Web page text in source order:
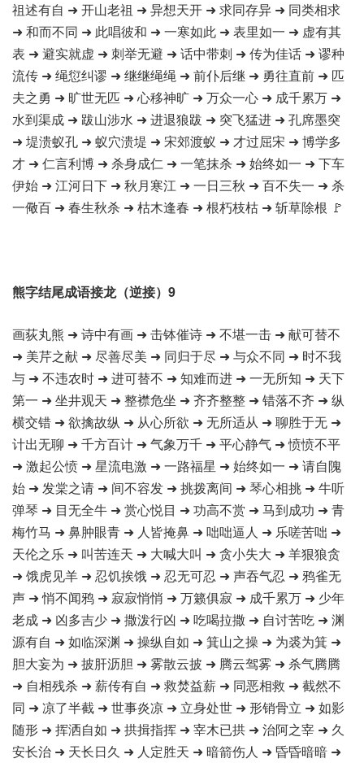
祖述有自 ➜ 开山老祖 ➜ 异想天开 ➜ 求同存异 ➜ 同类相求
➜ 和而不同 ➜ 此唱彼和 ➜ 一寒如此 ➜ 表里如一 ➜ 虚有其
表 ➜ 避实就虚 ➜ 刺举无避 ➜ 话中带刺 ➜ 传为佳话 ➜ 谬种
流传 ➜ 绳愆纠谬 ➜ 继继绳绳 ➜ 前仆后继 ➜ 勇往直前 ➜ 匹
夫之勇 ➜ 旷世无匹 ➜ 心移神旷 ➜ 万众一心 ➜ 成千累万 ➜
水到渠成 ➜ 跋山涉水 ➜ 进退狼跋 ➜ 突飞猛进 ➜ 孔席墨突
➜ 堤溃蚁孔 ➜ 蚁穴溃堤 ➜ 宋郊渡蚁 ➜ 才过屈宋 ➜ 博学多
才 ➜ 仁言利博 ➜ 杀身成仁 ➜ 一笔抹杀 ➜ 始终如一 ➜ 下车
伊始 ➜ 江河日下 ➜ 秋月寒江 ➜ 一日三秋 ➜ 百不失一 ➜ 杀
一儆百 ➜ 春生秋杀 ➜ 枯木逢春 ➜ 根朽枝枯 ➜ 斩草除根 🚩
熊字结尾成语接龙（逆接）9
画荻丸熊 ➜ 诗中有画 ➜ 击钵催诗 ➜ 不堪一击 ➜ 献可替不
➜ 美芹之献 ➜ 尽善尽美 ➜ 同归于尽 ➜ 与众不同 ➜ 时不我
与 ➜ 不违农时 ➜ 进可替不 ➜ 知难而进 ➜ 一无所知 ➜ 天下
第一 ➜ 坐井观天 ➜ 整襟危坐 ➜ 齐齐整整 ➜ 错落不齐 ➜ 纵
横交错 ➜ 欲擒故纵 ➜ 从心所欲 ➜ 无所适从 ➜ 聊胜于无 ➜
计出无聊 ➜ 千方百计 ➜ 气象万千 ➜ 平心静气 ➜ 愤愤不平
➜ 激起公愤 ➜ 星流电激 ➜ 一路福星 ➜ 始终如一 ➜ 请自隗
始 ➜ 发棠之请 ➜ 间不容发 ➜ 挑拨离间 ➜ 琴心相挑 ➜ 牛听
弹琴 ➜ 目无全牛 ➜ 赏心悦目 ➜ 功高不赏 ➜ 马到成功 ➜ 青
梅竹马 ➜ 鼻肿眼青 ➜ 人皆掩鼻 ➜ 咄咄逼人 ➜ 乐嗟苦咄 ➜
天伦之乐 ➜ 叫苦连天 ➜ 大喊大叫 ➜ 贪小失大 ➜ 羊狠狼贪
➜ 饿虎见羊 ➜ 忍饥挨饿 ➜ 忍无可忍 ➜ 声吞气忍 ➜ 鸦雀无
声 ➜ 悄不闻鸦 ➜ 寂寂悄悄 ➜ 万籁俱寂 ➜ 成千累万 ➜ 少年
老成 ➜ 凶多吉少 ➜ 撒泼行凶 ➜ 吃喝拉撒 ➜ 自讨苦吃 ➜ 渊
源有自 ➜ 如临深渊 ➜ 操纵自如 ➜ 箕山之操 ➜ 为裘为箕 ➜
胆大妄为 ➜ 披肝沥胆 ➜ 雾散云披 ➜ 腾云驾雾 ➜ 杀气腾腾
➜ 自相残杀 ➜ 薪传有自 ➜ 救焚益薪 ➜ 同恶相救 ➜ 截然不
同 ➜ 凉了半截 ➜ 世事炎凉 ➜ 立身处世 ➜ 形销骨立 ➜ 如影
随形 ➜ 挥洒自如 ➜ 拱揖指挥 ➜ 宰木已拱 ➜ 治阿之宰 ➜ 久
安长治 ➜ 天长日久 ➜ 人定胜天 ➜ 暗箭伤人 ➜ 昏昏暗暗 ➜